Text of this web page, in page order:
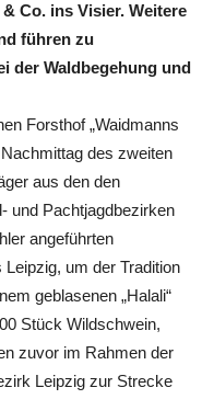
Co. ins Visier. Weitere
führen zu
der Waldbegehung und
Forsthof „Waidmanns
des zweiten
aus den den
und Pachtjagdbezirken
angeführten
um der Tradition
geblasenen „Halali“
Stück Wildschwein,
zuvor im Rahmen der
Leipzig zur Strecke